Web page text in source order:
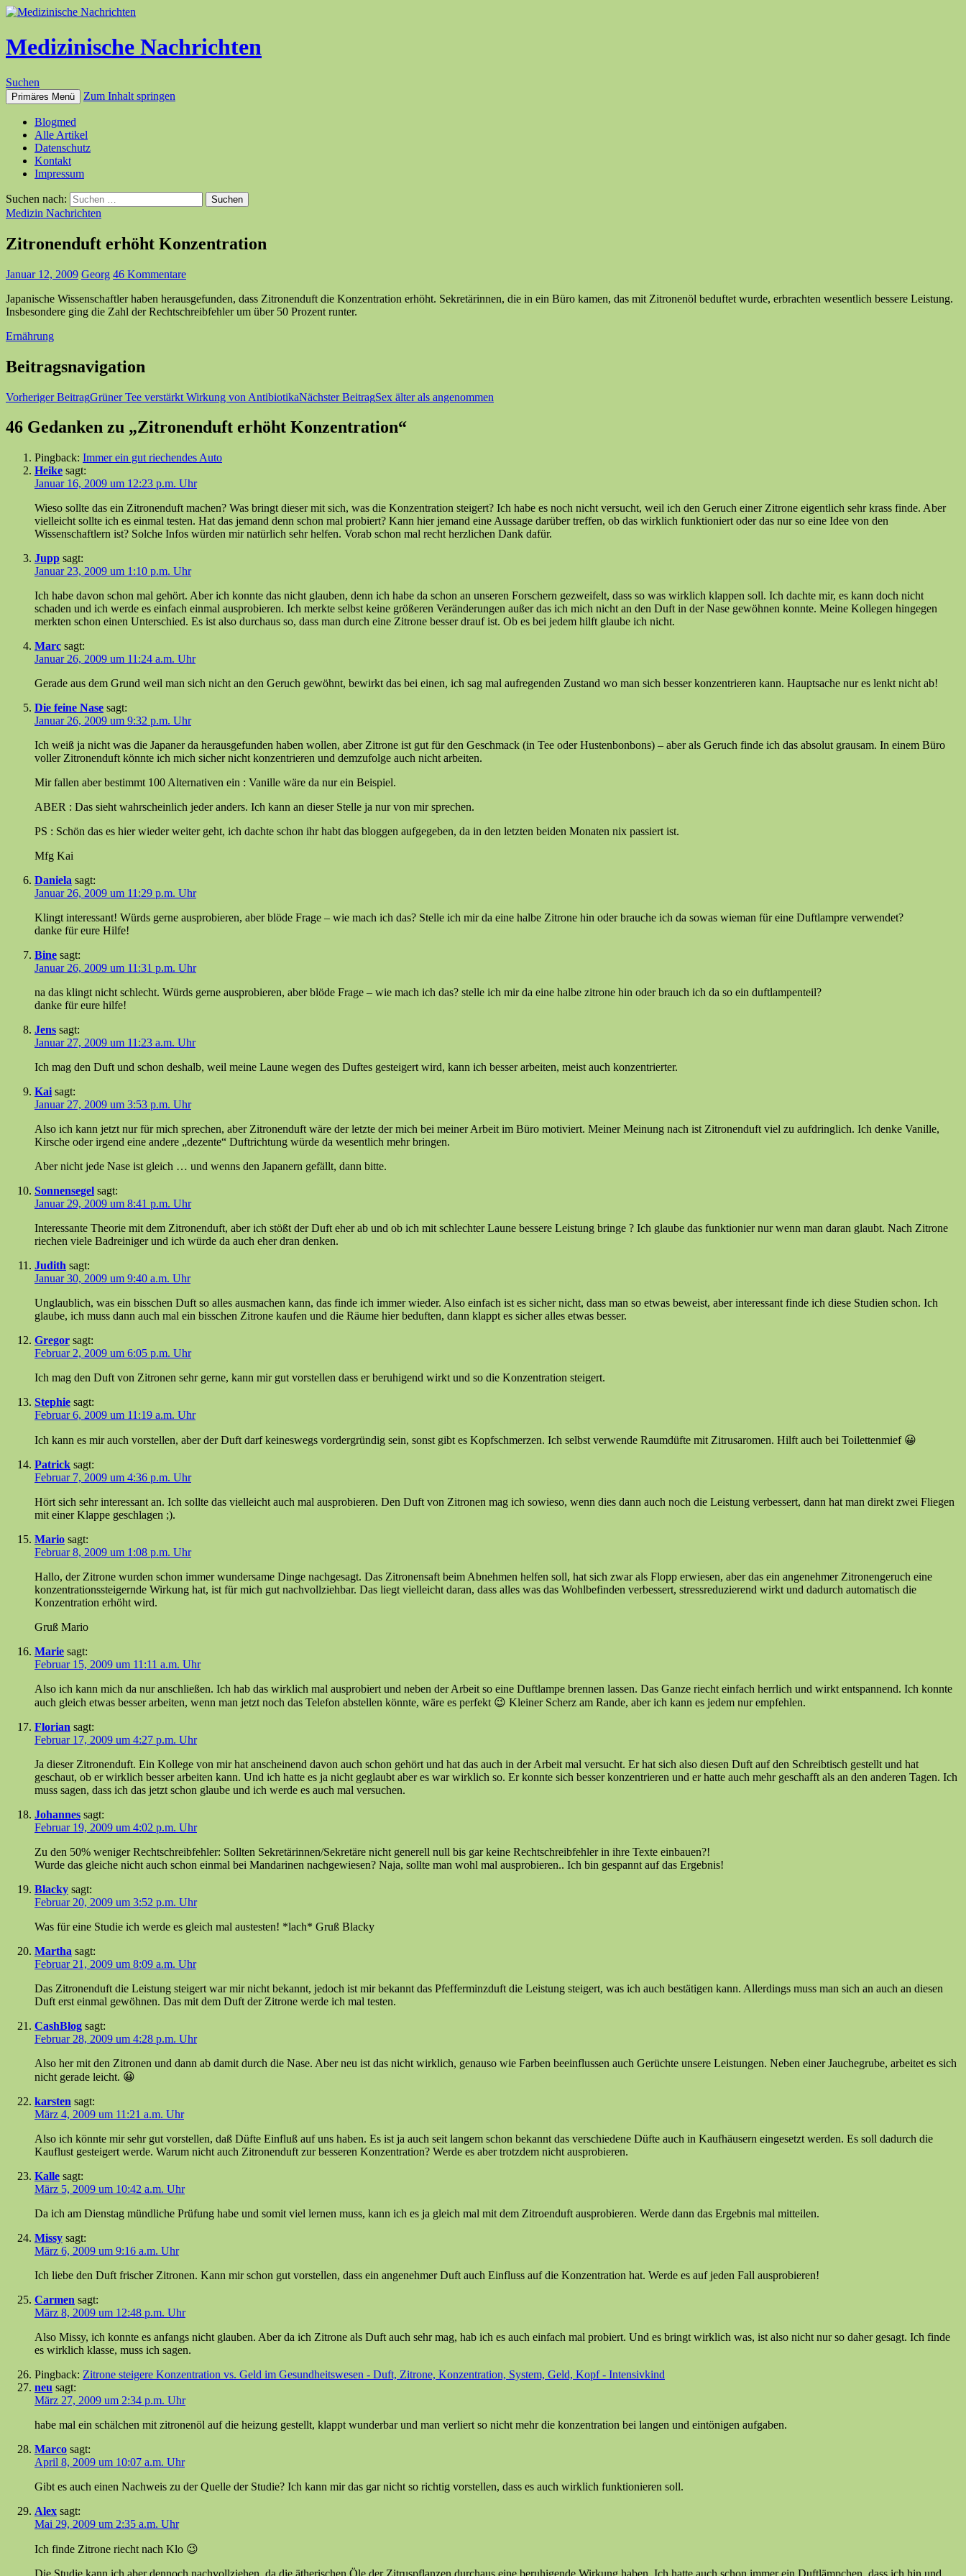
Medizinische Nachrichten
Suchen
Primäres Menü Zum Inhalt springen
Blogmed
Alle Artikel
Datenschutz
Kontakt
Impressum
Suchen nach:
Medizin Nachrichten
Zitronenduft erhöht Konzentration
Januar 12, 2009 Georg 46 Kommentare
Japanische Wissenschaftler haben herausgefunden, dass Zitronenduft die Konzentration erhöht. Sekretärinnen, die in ein Büro kamen, das mit Zitronenöl beduftet wurde, erbrachten wesentlich bessere Leistung.
Insbesondere ging die Zahl der Rechtschreibfehler um über 50 Prozent runter.
Ernährung
Beitragsnavigation
Vorheriger BeitragGrüner Tee verstärkt Wirkung von AntibiotikaNächster BeitragSex älter als angenommen
46 Gedanken zu „Zitronenduft erhöht Konzentration“
Pingback: Immer ein gut riechendes Auto
Heike sagt:
Januar 16, 2009 um 12:23 p.m. Uhr
Wieso sollte das ein Zitronenduft machen? Was bringt dieser mit sich, was die Konzentration steigert? Ich habe es noch nicht versucht, weil ich den Geruch einer Zitrone eigentlich sehr krass finde. Aber
vielleicht sollte ich es einmal testen. Hat das jemand denn schon mal probiert? Kann hier jemand eine Aussage darüber treffen, ob das wirklich funktioniert oder das nur so eine Idee von den
Wissenschaftlern ist? Solche Infos würden mir natürlich sehr helfen. Vorab schon mal recht herzlichen Dank dafür.
Jupp sagt:
Januar 23, 2009 um 1:10 p.m. Uhr
Ich habe davon schon mal gehört. Aber ich konnte das nicht glauben, denn ich habe da schon an unseren Forschern gezweifelt, dass so was wirklich klappen soll. Ich dachte mir, es kann doch nicht
schaden und ich werde es einfach einmal ausprobieren. Ich merkte selbst keine größeren Veränderungen außer das ich mich nicht an den Duft in der Nase gewöhnen konnte. Meine Kollegen hingegen
merkten schon einen Unterschied. Es ist also durchaus so, dass man durch eine Zitrone besser drauf ist. Ob es bei jedem hilft glaube ich nicht.
Marc sagt:
Januar 26, 2009 um 11:24 a.m. Uhr
Gerade aus dem Grund weil man sich nicht an den Geruch gewöhnt, bewirkt das bei einen, ich sag mal aufregenden Zustand wo man sich besser konzentrieren kann. Hauptsache nur es lenkt nicht ab!
Die feine Nase sagt:
Januar 26, 2009 um 9:32 p.m. Uhr
Ich weiß ja nicht was die Japaner da herausgefunden haben wollen, aber Zitrone ist gut für den Geschmack (in Tee oder Hustenbonbons) – aber als Geruch finde ich das absolut grausam. In einem Büro
voller Zitronenduft könnte ich mich sicher nicht konzentrieren und demzufolge auch nicht arbeiten.
Mir fallen aber bestimmt 100 Alternativen ein : Vanille wäre da nur ein Beispiel.
ABER : Das sieht wahrscheinlich jeder anders. Ich kann an dieser Stelle ja nur von mir sprechen.
PS : Schön das es hier wieder weiter geht, ich dachte schon ihr habt das bloggen aufgegeben, da in den letzten beiden Monaten nix passiert ist.
Mfg Kai
Daniela sagt:
Januar 26, 2009 um 11:29 p.m. Uhr
Klingt interessant! Würds gerne ausprobieren, aber blöde Frage – wie mach ich das? Stelle ich mir da eine halbe Zitrone hin oder brauche ich da sowas wieman für eine Duftlampre verwendet?
danke für eure Hilfe!
Bine sagt:
Januar 26, 2009 um 11:31 p.m. Uhr
na das klingt nicht schlecht. Würds gerne ausprobieren, aber blöde Frage – wie mach ich das? stelle ich mir da eine halbe zitrone hin oder brauch ich da so ein duftlampenteil?
danke für eure hilfe!
Jens sagt:
Januar 27, 2009 um 11:23 a.m. Uhr
Ich mag den Duft und schon deshalb, weil meine Laune wegen des Duftes gesteigert wird, kann ich besser arbeiten, meist auch konzentrierter.
Kai sagt:
Januar 27, 2009 um 3:53 p.m. Uhr
Also ich kann jetzt nur für mich sprechen, aber Zitronenduft wäre der letzte der mich bei meiner Arbeit im Büro motiviert. Meiner Meinung nach ist Zitronenduft viel zu aufdringlich. Ich denke Vanille,
Kirsche oder irgend eine andere „dezente“ Duftrichtung würde da wesentlich mehr bringen.
Aber nicht jede Nase ist gleich … und wenns den Japanern gefällt, dann bitte.
Sonnensegel sagt:
Januar 29, 2009 um 8:41 p.m. Uhr
Interessante Theorie mit dem Zitronenduft, aber ich stößt der Duft eher ab und ob ich mit schlechter Laune bessere Leistung bringe ? Ich glaube das funktionier nur wenn man daran glaubt. Nach Zitrone
riechen viele Badreiniger und ich würde da auch eher dran denken.
Judith sagt:
Januar 30, 2009 um 9:40 a.m. Uhr
Unglaublich, was ein bisschen Duft so alles ausmachen kann, das finde ich immer wieder. Also einfach ist es sicher nicht, dass man so etwas beweist, aber interessant finde ich diese Studien schon. Ich
glaube, ich muss dann auch mal ein bisschen Zitrone kaufen und die Räume hier beduften, dann klappt es sicher alles etwas besser.
Gregor sagt:
Februar 2, 2009 um 6:05 p.m. Uhr
Ich mag den Duft von Zitronen sehr gerne, kann mir gut vorstellen dass er beruhigend wirkt und so die Konzentration steigert.
Stephie sagt:
Februar 6, 2009 um 11:19 a.m. Uhr
Ich kann es mir auch vorstellen, aber der Duft darf keineswegs vordergründig sein, sonst gibt es Kopfschmerzen. Ich selbst verwende Raumdüfte mit Zitrusaromen. Hilft auch bei Toilettenmief 😀
Patrick sagt:
Februar 7, 2009 um 4:36 p.m. Uhr
Hört sich sehr interessant an. Ich sollte das vielleicht auch mal ausprobieren. Den Duft von Zitronen mag ich sowieso, wenn dies dann auch noch die Leistung verbessert, dann hat man direkt zwei Fliegen
mit einer Klappe geschlagen ;).
Mario sagt:
Februar 8, 2009 um 1:08 p.m. Uhr
Hallo, der Zitrone wurden schon immer wundersame Dinge nachgesagt. Das Zitronensaft beim Abnehmen helfen soll, hat sich zwar als Flopp erwiesen, aber das ein angenehmer Zitronengeruch eine
konzentrationssteigernde Wirkung hat, ist für mich gut nachvollziehbar. Das liegt vielleicht daran, dass alles was das Wohlbefinden verbessert, stressreduzierend wirkt und dadurch automatisch die
Konzentration erhöht wird.
Gruß Mario
Marie sagt:
Februar 15, 2009 um 11:11 a.m. Uhr
Also ich kann mich da nur anschließen. Ich hab das wirklich mal ausprobiert und neben der Arbeit so eine Duftlampe brennen lassen. Das Ganze riecht einfach herrlich und wirkt entspannend. Ich konnte
auch gleich etwas besser arbeiten, wenn man jetzt noch das Telefon abstellen könnte, wäre es perfekt 😉 Kleiner Scherz am Rande, aber ich kann es jedem nur empfehlen.
Florian sagt:
Februar 17, 2009 um 4:27 p.m. Uhr
Ja dieser Zitronenduft. Ein Kollege von mir hat anscheinend davon auch schon gehört und hat das auch in der Arbeit mal versucht. Er hat sich also diesen Duft auf den Schreibtisch gestellt und hat
geschaut, ob er wirklich besser arbeiten kann. Und ich hatte es ja nicht geglaubt aber es war wirklich so. Er konnte sich besser konzentrieren und er hatte auch mehr geschafft als an den anderen Tagen. Ich
muss sagen, dass ich das jetzt schon glaube und ich werde es auch mal versuchen.
Johannes sagt:
Februar 19, 2009 um 4:02 p.m. Uhr
Zu den 50% weniger Rechtschreibfehler: Sollten Sekretärinnen/Sekretäre nicht generell null bis gar keine Rechtschreibfehler in ihre Texte einbauen?!
Wurde das gleiche nicht auch schon einmal bei Mandarinen nachgewiesen? Naja, sollte man wohl mal ausprobieren.. Ich bin gespannt auf das Ergebnis!
Blacky sagt:
Februar 20, 2009 um 3:52 p.m. Uhr
Was für eine Studie ich werde es gleich mal austesten! *lach* Gruß Blacky
Martha sagt:
Februar 21, 2009 um 8:09 a.m. Uhr
Das Zitronenduft die Leistung steigert war mir nicht bekannt, jedoch ist mir bekannt das Pfefferminzduft die Leistung steigert, was ich auch bestätigen kann. Allerdings muss man sich an auch an diesen
Duft erst einmal gewöhnen. Das mit dem Duft der Zitrone werde ich mal testen.
CashBlog sagt:
Februar 28, 2009 um 4:28 p.m. Uhr
Also her mit den Zitronen und dann ab damit durch die Nase. Aber neu ist das nicht wirklich, genauso wie Farben beeinflussen auch Gerüchte unsere Leistungen. Neben einer Jauchegrube, arbeitet es sich
nicht gerade leicht. 😀
karsten sagt:
März 4, 2009 um 11:21 a.m. Uhr
Also ich könnte mir sehr gut vorstellen, daß Düfte Einfluß auf uns haben. Es ist ja auch seit langem schon bekannt das verschiedene Düfte auch in Kaufhäusern eingesetzt werden. Es soll dadurch die
Kauflust gesteigert werde. Warum nicht auch Zitronenduft zur besseren Konzentration? Werde es aber trotzdem nicht ausprobieren.
Kalle sagt:
März 5, 2009 um 10:42 a.m. Uhr
Da ich am Dienstag mündliche Prüfung habe und somit viel lernen muss, kann ich es ja gleich mal mit dem Zitroenduft ausprobieren. Werde dann das Ergebnis mal mitteilen.
Missy sagt:
März 6, 2009 um 9:16 a.m. Uhr
Ich liebe den Duft frischer Zitronen. Kann mir schon gut vorstellen, dass ein angenehmer Duft auch Einfluss auf die Konzentration hat. Werde es auf jeden Fall ausprobieren!
Carmen sagt:
März 8, 2009 um 12:48 p.m. Uhr
Also Missy, ich konnte es anfangs nicht glauben. Aber da ich Zitrone als Duft auch sehr mag, hab ich es auch einfach mal probiert. Und es bringt wirklich was, ist also nicht nur so daher gesagt. Ich finde
es wirklich klasse, muss ich sagen.
Pingback: Zitrone steigere Konzentration vs. Geld im Gesundheitswesen - Duft, Zitrone, Konzentration, System, Geld, Kopf - Intensivkind
neu sagt:
März 27, 2009 um 2:34 p.m. Uhr
habe mal ein schälchen mit zitronenöl auf die heizung gestellt, klappt wunderbar und man verliert so nicht mehr die konzentration bei langen und eintönigen aufgaben.
Marco sagt:
April 8, 2009 um 10:07 a.m. Uhr
Gibt es auch einen Nachweis zu der Quelle der Studie? Ich kann mir das gar nicht so richtig vorstellen, dass es auch wirklich funktionieren soll.
Alex sagt:
Mai 29, 2009 um 2:35 a.m. Uhr
Ich finde Zitrone riecht nach Klo 😉